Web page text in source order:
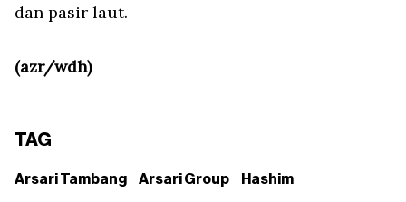
dan pasir laut.
(azr/wdh)
TAG
Arsari Tambang Arsari Group Hashim